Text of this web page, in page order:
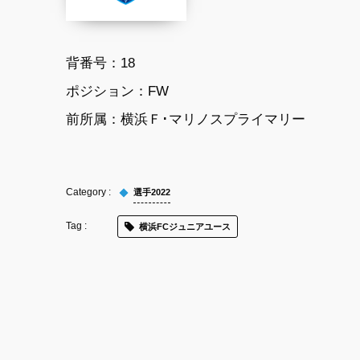
背番号： 18
ポジション： FW
前所属： 横浜Ｆ･マリノスプライマリー
選手2022
横浜FCジュニアユース